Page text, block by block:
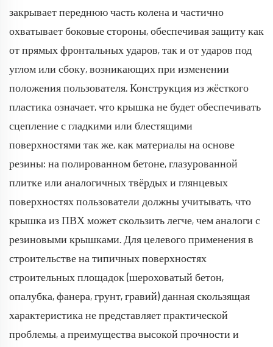
закрывает переднюю часть колена и частично
охватывает боковые стороны, обеспечивая защиту как
от прямых фронтальных ударов, так и от ударов под
углом или сбоку, возникающих при изменении
положения пользователя. Конструкция из жёсткого
пластика означает, что крышка не будет обеспечивать
сцепление с гладкими или блестящими
поверхностями так же, как материалы на основе
резины: на полированном бетоне, глазурованной
плитке или аналогичных твёрдых и глянцевых
поверхностях пользователи должны учитывать, что
крышка из ПВХ может скользить легче, чем аналоги с
резиновыми крышками. Для целевого применения в
строительстве на типичных поверхностях
строительных площадок (шероховатый бетон,
опалубка, фанера, грунт, гравий) данная скользящая
характеристика не представляет практической
проблемы, а преимущества высокой прочности и